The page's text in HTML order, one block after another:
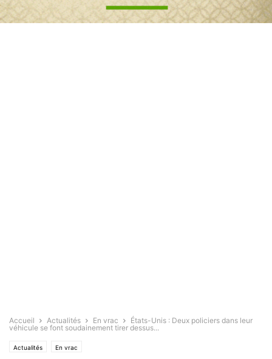
Accueil Actualités En vrac
États-Unis : Deux policiers dans leur
véhicule se font soudainement tirer dessus...
Actualités En vrac